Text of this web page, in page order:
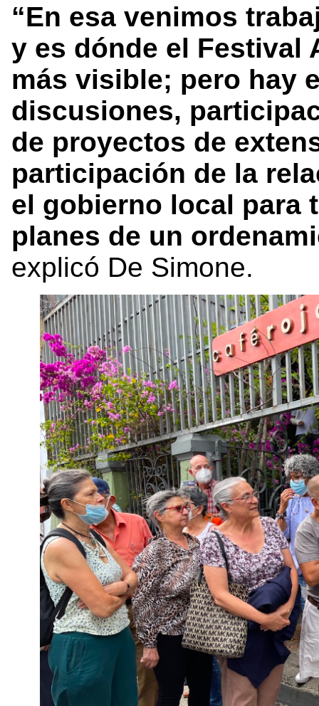
“En esa venimos
y es dónde el Festival
más visible; pero hay
discusiones,
de proyectos de
participación de la
el gobierno local para
planes de un
explicó De Simone.